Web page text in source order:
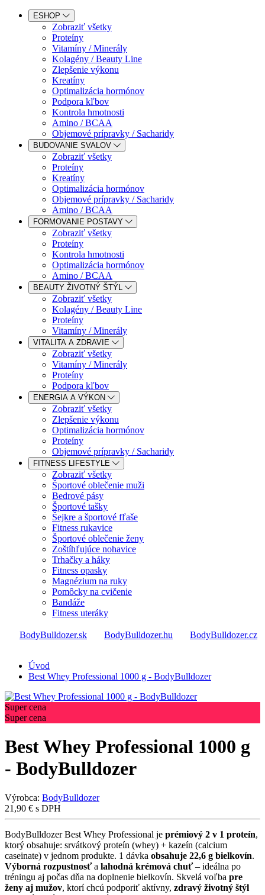
ESHOP
Zobraziť všetky
Proteíny
Vitamíny / Minerály
Kolagény / Beauty Line
Zlepšenie výkonu
Kreatíny
Optimalizácia hormónov
Podpora kľbov
Kontrola hmotnosti
Amino / BCAA
Objemové prípravky / Sacharidy
BUDOVANIE SVALOV
Zobraziť všetky
Proteíny
Kreatíny
Optimalizácia hormónov
Objemové prípravky / Sacharidy
Amino / BCAA
FORMOVANIE POSTAVY
Zobraziť všetky
Proteíny
Kontrola hmotnosti
Optimalizácia hormónov
Amino / BCAA
BEAUTY ŽIVOTNÝ ŠTÝL
Zobraziť všetky
Kolagény / Beauty Line
Proteíny
Vitamíny / Minerály
VITALITA A ZDRAVIE
Zobraziť všetky
Vitamíny / Minerály
Proteíny
Podpora kľbov
ENERGIA A VÝKON
Zobraziť všetky
Zlepšenie výkonu
Optimalizácia hormónov
Proteíny
Objemové prípravky / Sacharidy
FITNESS LIFESTYLE
Zobraziť všetky
Športové oblečenie muži
Bedrové pásy
Športové tašky
Šejkre a športové fľaše
Fitness rukavice
Športové oblečenie ženy
Zoštíhľujúce nohavice
Trhačky a háky
Fitness opasky
Magnézium na ruky
Pomôcky na cvičenie
Bandáže
Fitness uteráky
BodyBulldozer.sk BodyBulldozer.hu BodyBulldozer.cz
Úvod
Best Whey Professional 1000 g - BodyBulldozer
Super cena
Super cena
Best Whey Professional 1000 g
- BodyBulldozer
Výrobca: BodyBulldozer
21,90 € s DPH
BodyBulldozer Best Whey Professional je prémiový 2 v 1 proteín,
ktorý obsahuje: srvátkový proteín (whey) + kazeín (calcium
caseinate) v jednom produkte. 1 dávka obsahuje 22,6 g bielkovín.
Výborná rozpustnosťa lahodná krémová chuť– ideálna po
tréningu aj počas dňa na doplnenie bielkovín. Skvelá voľba pre
ženy aj mužov, ktorí chcú podporiť aktívny, zdravý životný štýl